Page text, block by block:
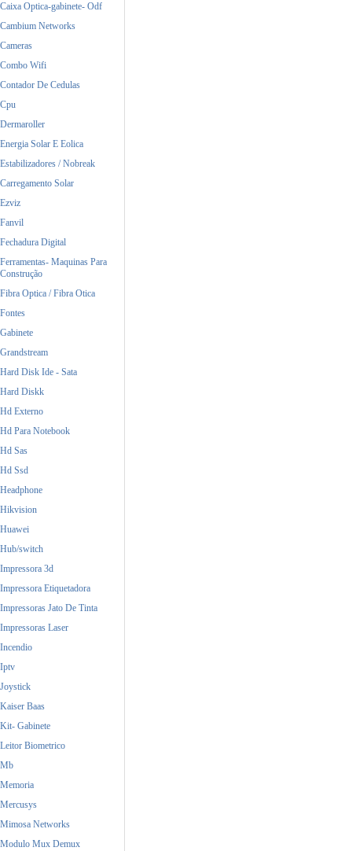
Caixa Optica-gabinete- Odf
Cambium Networks
Cameras
Combo Wifi
Contador De Cedulas
Cpu
Dermaroller
Energia Solar E Eolica
Estabilizadores / Nobreak
Carregamento Solar
Ezviz
Fanvil
Fechadura Digital
Ferramentas- Maquinas Para
Construção
Fibra Optica / Fibra Otica
Fontes
Gabinete
Grandstream
Hard Disk Ide - Sata
Hard Diskk
Hd Externo
Hd Para Notebook
Hd Sas
Hd Ssd
Headphone
Hikvision
Huawei
Hub/switch
Impressora 3d
Impressora Etiquetadora
Impressoras Jato De Tinta
Impressoras Laser
Incendio
Iptv
Joystick
Kaiser Baas
Kit- Gabinete
Leitor Biometrico
Mb
Memoria
Mercusys
Mimosa Networks
Modulo Mux Demux